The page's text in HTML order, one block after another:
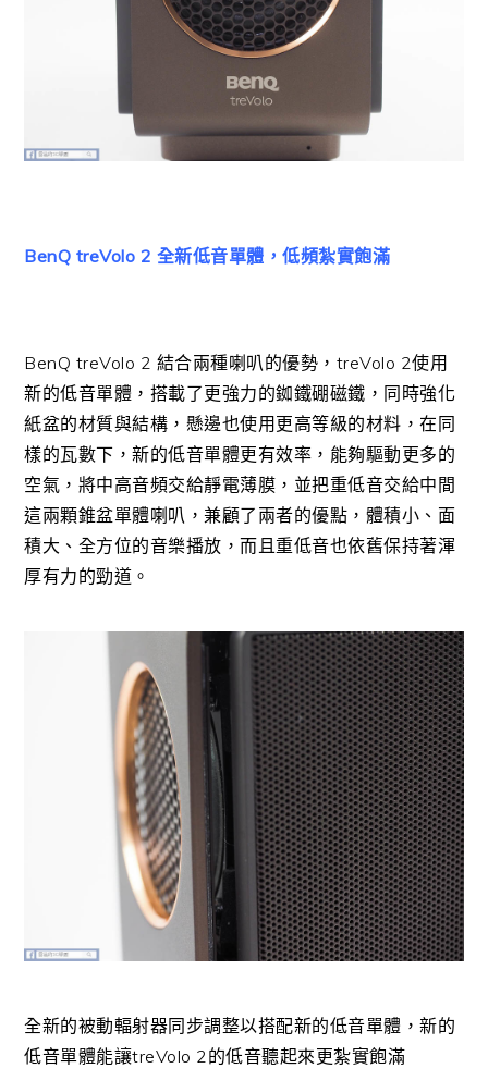
BenQ treVolo 2 全新低音單體，低頻紮實飽滿
BenQ treVolo 2 結合兩種喇叭的優勢，treVolo 2使用
新的低音單體，搭載了更強力的銣鐵硼磁鐵，同時強化
紙盆的材質與結構，懸邊也使用更高等級的材料，在同
樣的瓦數下，新的低音單體更有效率，能夠驅動更多的
空氣，將中高音頻交給靜電薄膜，並把重低音交給中間
這兩顆錐盆單體喇叭，兼顧了兩者的優點，體積小、面
積大、全方位的音樂播放，而且重低音也依舊保持著渾
厚有力的勁道。
全新的被動輻射器同步調整以搭配新的低音單體，新的
低音單體能讓treVolo 2的低音聽起來更紮實飽滿